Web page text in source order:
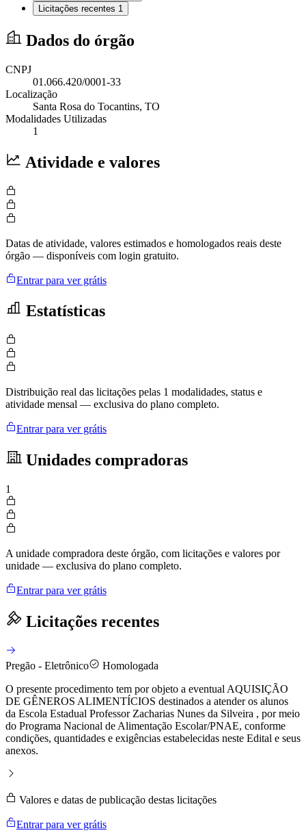
Licitações recentes 1
Dados do órgão
CNPJ
01.066.420/0001-33
Localização
Santa Rosa do Tocantins, TO
Modalidades Utilizadas
1
Atividade e valores
Datas de atividade, valores estimados e homologados reais deste
órgão — disponíveis com login gratuito.
Entrar para ver grátis
Estatísticas
Distribuição real das licitações pelas 1 modalidades, status e
atividade mensal — exclusiva do plano completo.
Entrar para ver grátis
Unidades compradoras
1
A unidade compradora deste órgão, com licitações e valores por
unidade — exclusiva do plano completo.
Entrar para ver grátis
Licitações recentes
Pregão - Eletrônico
Homologada
O presente procedimento tem por objeto a eventual AQUISIÇÃO
DE GÊNEROS ALIMENTÍCIOS destinados a atender os alunos
da Escola Estadual Professor Zacharias Nunes da Silveira , por meio
do Programa Nacional de Alimentação Escolar/PNAE, conforme
condições, quantidades e exigências estabelecidas neste Edital e seus
anexos.
Valores e datas de publicação destas licitações
Entrar para ver grátis